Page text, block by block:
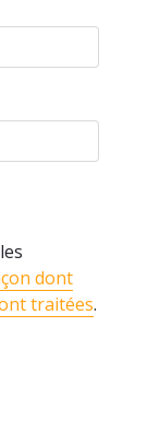
dont
traitées.